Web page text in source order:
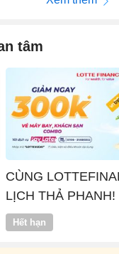
tâm
CÙNG
LỊCH THẢ PHANH!
Hết hạn